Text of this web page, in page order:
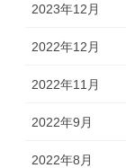
2023年12月
2022年12月
2022年11月
2022年9月
2022年8月